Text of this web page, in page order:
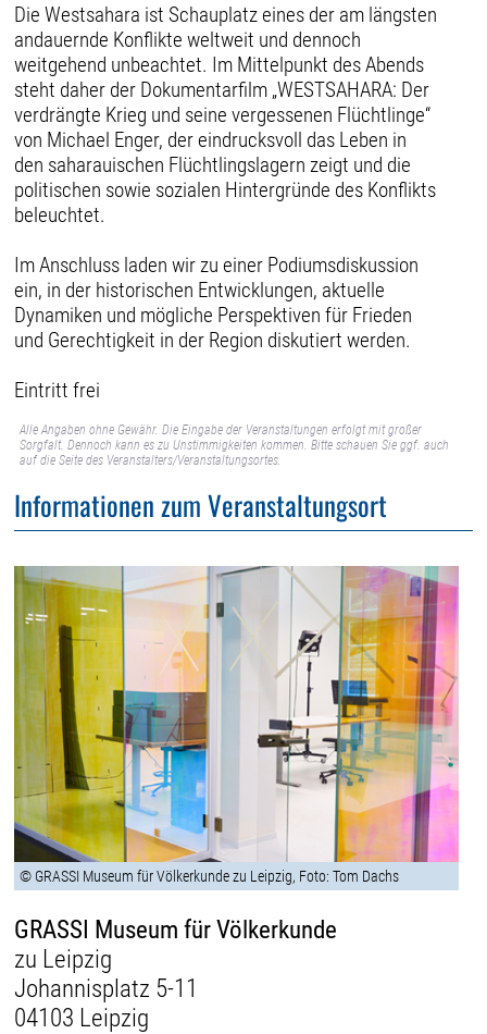
Die Westsahara ist Schauplatz eines der am längsten
andauernde Konflikte weltweit und dennoch
weitgehend unbeachtet. Im Mittelpunkt des Abends
steht daher der Dokumentarfilm „WESTSAHARA: Der
verdrängte Krieg und seine vergessenen Flüchtlinge“
von Michael Enger, der eindrucksvoll das Leben in
den saharauischen Flüchtlingslagern zeigt und die
politischen sowie sozialen Hintergründe des Konflikts
beleuchtet.
Im Anschluss laden wir zu einer Podiumsdiskussion
ein, in der historischen Entwicklungen, aktuelle
Dynamiken und mögliche Perspektiven für Frieden
und Gerechtigkeit in der Region diskutiert werden.
Eintritt frei
Alle Angaben ohne Gewähr. Die Eingabe der Veranstaltungen erfolgt mit großer
Sorgfalt. Dennoch kann es zu Unstimmigkeiten kommen. Bitte schauen Sie ggf. auch
auf die Seite des Veranstalters/Veranstaltungsortes.
Informationen zum Veranstaltungsort
© GRASSI Museum für Völkerkunde zu Leipzig, Foto: Tom Dachs
GRASSI Museum für Völkerkunde
zu Leipzig
Johannisplatz 5-11
04103 Leipzig